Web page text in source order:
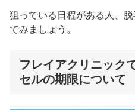
狙っている日程がある人、
てみましょう。
フレイアクリニック
セルの期限について